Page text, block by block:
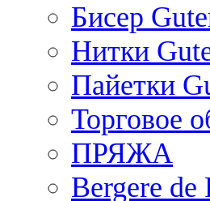
Бисер
Нитки
Пайетки
Торговое
ПРЯЖА
Bergere de